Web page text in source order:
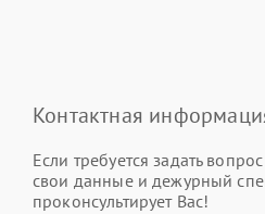
Контактная
Если требуется задать
свои данные и дежурный
проконсультирует Вас!